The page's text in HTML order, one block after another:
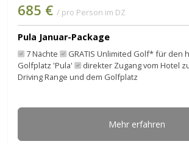
685 € / pro Person im DZ
Pula Januar-Package
7 Nächte
GRATIS Unlimited Golf* für den
Golfplatz 'Pula'
direkter Zugang vom Hotel
Driving Range und dem Golfplatz
Mehr erfahren